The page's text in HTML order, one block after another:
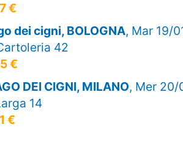
€
dei cigni, BOLOGNA, Mar 19/
42
€
DEI CIGNI, MILANO, Mer 20/
14
€